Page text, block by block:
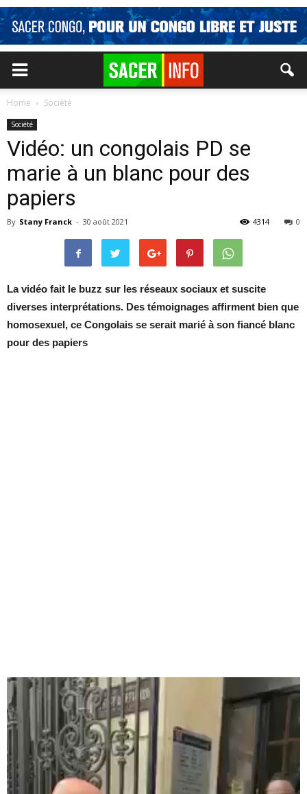
Home Société
Société
Vidéo: un congolais PD se
marie à un blanc pour des
papiers
By Stany Franck - 30 août 2021 0
4314
La vidéo fait le buzz sur les réseaux sociaux et suscite
diverses interprétations. Des témoignages affirment bien que
homosexuel, ce Congolais se serait marié à son fiancé blanc
pour des papiers